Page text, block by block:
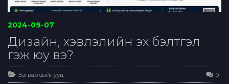
2024-09-07
Дизайн, хэвлэлийн эх бэлтгэл
гэж юу вэ?
Загвар файлууд 0